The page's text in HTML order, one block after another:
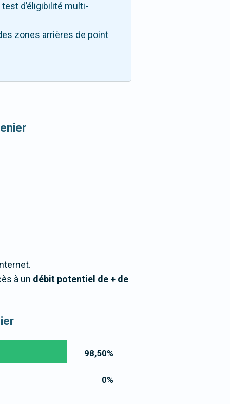
d’éligibilité multi-
zones arrières de point
à un débit potentiel de + de
98,50%
0%